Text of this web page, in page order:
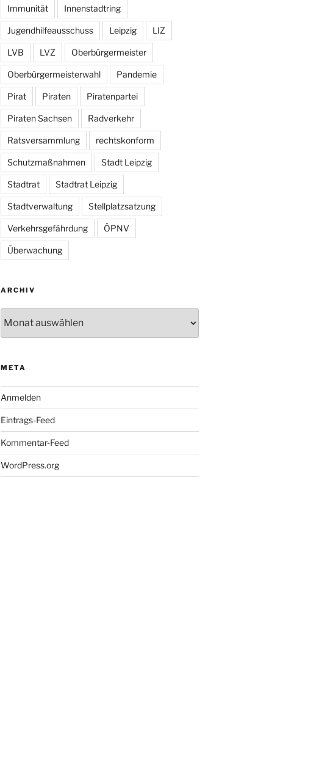
Immunität Innenstadtring
Jugendhilfeausschuss Leipzig LIZ
LVB LVZ Oberbürgermeister
Oberbürgermeisterwahl Pandemie
Pirat Piraten Piratenpartei
Piraten Sachsen Radverkehr
Ratsversammlung rechtskonform
Schutzmaßnahmen Stadt Leipzig
Stadtrat Stadtrat Leipzig
Stadtverwaltung Stellplatzsatzung
Verkehrsgefährdung ÖPNV
Überwachung
ARCHIV
META
Anmelden
Eintrags-Feed
Kommentar-Feed
WordPress.org